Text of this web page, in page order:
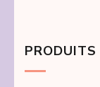
PRODUITS